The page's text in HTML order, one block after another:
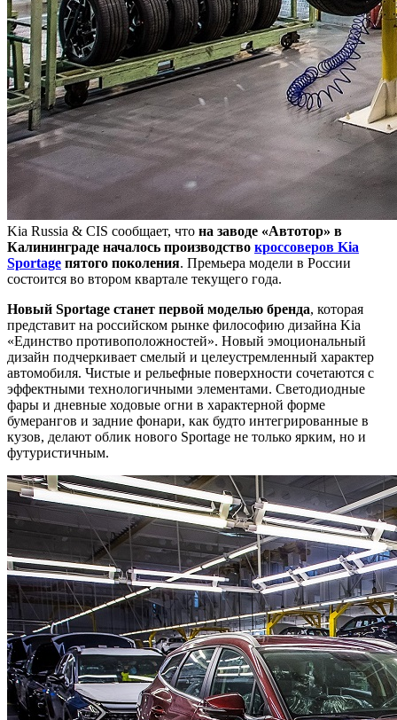
Kia Russia & CIS сообщает, что на заводе «Автотор» в
Калининграде началось производство кроссоверов Kia
Sportage пятого поколения. Премьера модели в России
состоится во втором квартале текущего года.
Новый Sportage станет первой моделью бренда, которая
представит на российском рынке философию дизайна Kia
«Единство противоположностей». Новый эмоциональный
дизайн подчеркивает смелый и целеустремленный характер
автомобиля. Чистые и рельефные поверхности сочетаются с
эффектными технологичными элементами. Светодиодные
фары и дневные ходовые огни в характерной форме
бумерангов и задние фонари, как будто интегрированные в
кузов, делают облик нового Sportage не только ярким, но и
футуристичным.